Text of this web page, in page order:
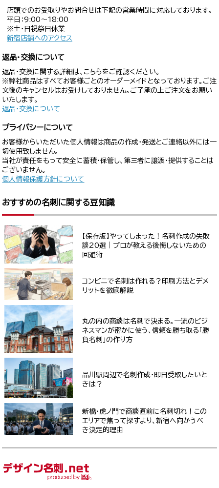
店頭でのお受取りやお問合せは下記の営業時間に対応しております。
平日：9:00〜18:00
※土・日祝祭日休業
新宿店舗へのアクセス
返品・交換について
返品・交換に関する詳細は、こちらをご確認ください。
※弊社商品はすべてお客様ごとのオーダーメイドとなっております。ご注
文後のキャンセルはお受けしておりません。ご了承の上ご注文をお願い
いたします。
返品・交換について
プライバシーについて
お客様からいただいた個人情報は商品の作成・発送とご連絡以外には一
切使用致しません。
当社が責任をもって安全に蓄積・保管し、第三者に譲渡・提供することは
ございません。
個人情報保護方針について
おすすめの名刺に関する豆知識
【保存版】やってしまった！名刺作成の失敗
談20選｜プロが教える後悔しないための
回避術
コンビニで名刺は作れる？印刷方法とデメ
リットを徹底解説
丸の内の商談は名刺で決まる。一流のビジ
ネスマンが密かに使う、信頼を勝ち取る「勝
負名刺」の作り方
品川駅周辺で名刺作成・即日受取したいと
きは？
新橋・虎ノ門で商談直前に名刺切れ！この
エリアで焦って探すより、新宿へ向かうべ
き決定的理由